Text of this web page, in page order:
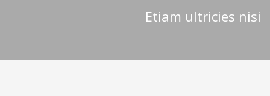
Etiam ultricies nisi